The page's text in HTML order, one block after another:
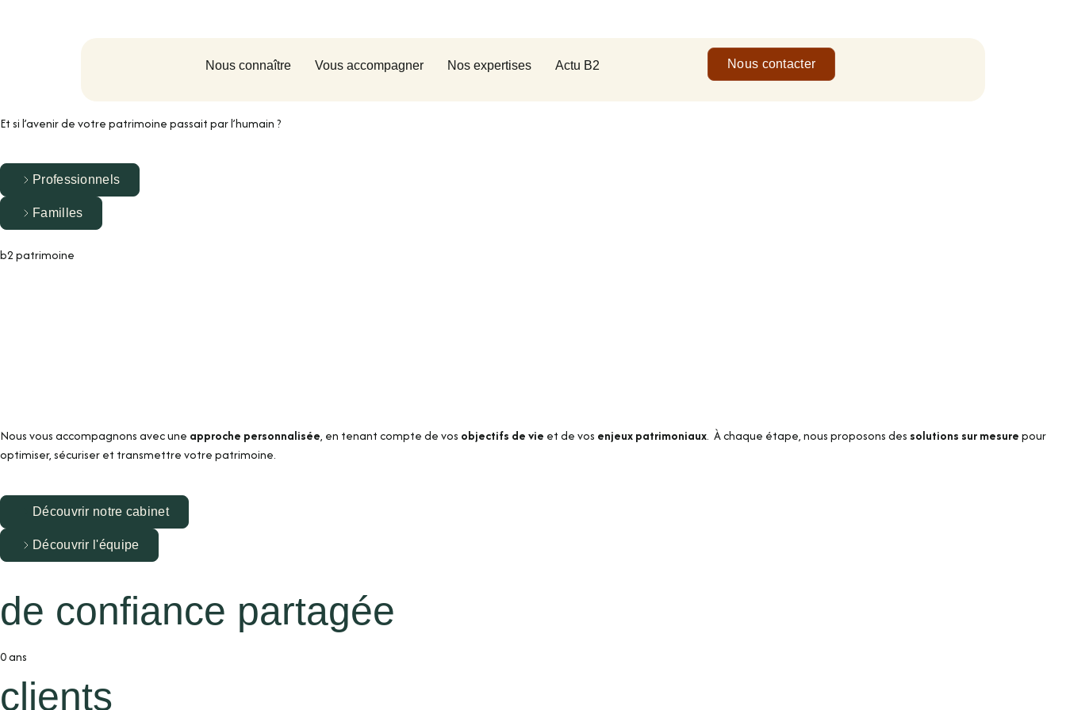
Nous connaître Vous accompagner Nos expertises Actu B2 Nous contacter
Et si l’avenir de votre patrimoine passait par l’humain ?
Professionnels
Familles
b2 patrimoine
Nous vous accompagnons avec une approche personnalisée, en tenant compte de vos objectifs de vie et de vos enjeux patrimoniaux. À chaque étape, nous proposons des solutions sur mesurepour
optimiser, sécuriser et transmettre votre patrimoine.
Découvrir notre cabinet
Découvrir l'équipe
de confiance partagée
0ans
clients